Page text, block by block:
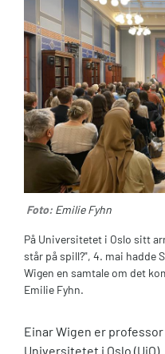
Foto: Emilie Fyhn
På Universitetet i Oslo sitt
står på spill?", 4. mai hadde
Wigen en samtale om det
Emilie Fyhn.
Einar Wigen er
Universitetet i Oslo